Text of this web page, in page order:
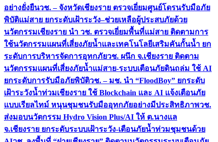
อย่างยั่งยืนวช. – จังหวัดเชียงราย ตรวจเยี่ยมศูนย์โดรนรับมือภัย
พิบัติแม่สาย ยกระดับเฝ้าระวัง–ช่วยเหลือผู้ประสบภัยด้วย
นวัตกรรมเชียงราย นำ วช. ตรวจเยี่ยมพื้นที่แม่สาย ติดตามการ
ใช้นวัตกรรมแผนที่เสี่ยงภัยน้ำและเทคโนโลยีเสริมคันกั้นน้ำ ยก
ระดับการบริหารจัดการอุทกภัยวช. ผนึก จ.เชียงราย ติดตาม
นวัตกรรมแผนที่เสี่ยงภัยน้ำแม่สาย-ระบบเตือนภัยดินถล่ม ใช้ AI
ยกระดับการรับมือภัยพิบัติวช. – มช. นำ “FloodBoy” ยกระดับ
เฝ้าระวังน้ำท่วมเชียงราย ใช้ Blockchain และ AI แจ้งเตือนภัย
แบบเรียลไทม์ หนุนชุมชนรับมืออุทกภัยอย่างมีประสิทธิภาพวช.
ส่งมอบนวัตกรรม Hydro Vision Plus/AI ให้ ต.นางแล
จ.เชียงราย ยกระดับระบบเฝ้าระวัง-เตือนภัยน้ำท่วมชุมชนด้วย